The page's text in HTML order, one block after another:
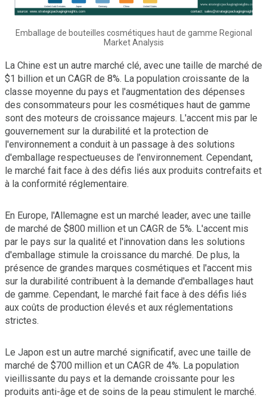
Emballage de bouteilles cosmétiques haut de gamme Regional
Market Analysis
La Chine est un autre marché clé, avec une taille de marché de
$1 billion et un CAGR de 8%. La population croissante de la
classe moyenne du pays et l'augmentation des dépenses
des consommateurs pour les cosmétiques haut de gamme
sont des moteurs de croissance majeurs. L'accent mis par le
gouvernement sur la durabilité et la protection de
l'environnement a conduit à un passage à des solutions
d'emballage respectueuses de l'environnement. Cependant,
le marché fait face à des défis liés aux produits contrefaits et
à la conformité réglementaire.
En Europe, l'Allemagne est un marché leader, avec une taille
de marché de $800 million et un CAGR de 5%. L'accent mis
par le pays sur la qualité et l'innovation dans les solutions
d'emballage stimule la croissance du marché. De plus, la
présence de grandes marques cosmétiques et l'accent mis
sur la durabilité contribuent à la demande d'emballages haut
de gamme. Cependant, le marché fait face à des défis liés
aux coûts de production élevés et aux réglementations
strictes.
Le Japon est un autre marché significatif, avec une taille de
marché de $700 million et un CAGR de 4%. La population
vieillissante du pays et la demande croissante pour les
produits anti-âge et de soins de la peau stimulent le marché.